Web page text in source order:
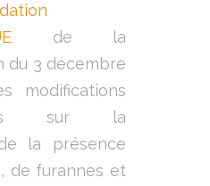
de la
du 3 décembre
modifications
sur la
la présence
de furannes et